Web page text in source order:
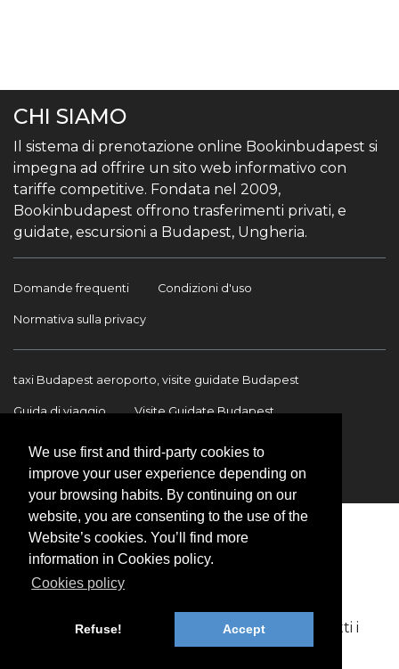
We use first and third-party cookies to
improve your user experience depending on
your browsing habits. By continuing on our
website, you are consenting to the use of the
Website’s cookies. You’ll find more
information in Cookies policy.
Cookies policy
Refuse! Accept
CHI SIAMO
Il sistema di prenotazione online Bookinbudapest si
impegna ad offrire un sito web informativo con
tariffe competitive. Fondata nel 2009,
Bookinbudapest offrono trasferimenti privati, e
guidate, escursioni a Budapest, Ungheria.
Domande frequenti Condizioni d'uso
Normativa sulla privacy
taxi Budapest aeroporto, visite guidate Budapest
Guida di viaggio Visite Guidate Budapest
Contatto
Copyright © 2009-2026 BookinBudapest | Tutti i